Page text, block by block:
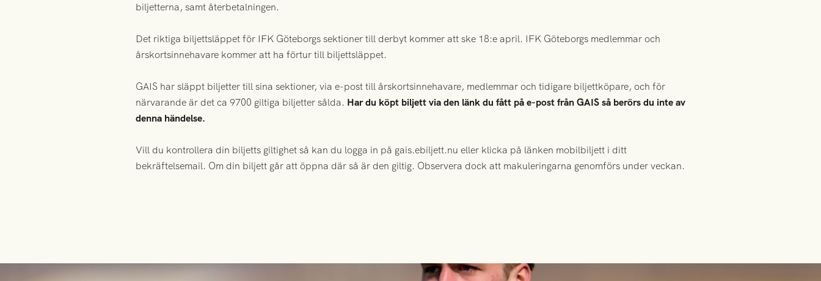
biljetterna, samt återbetalningen.
Det riktiga biljettsläppet för IFK Göteborgs sektioner till derbyt kommer att ske 18:e april. IFK Göteborgs medlemmar och
årskortsinnehavare kommer att ha förtur till biljettsläppet.
GAIS har släppt biljetter till sina sektioner, via e-post till årskortsinnehavare, medlemmar och tidigare biljettköpare, och för
närvarande är det ca 9700 giltiga biljetter sålda. Har du köpt biljett via den länk du fått på e-post från GAIS så berörs du inte av
denna händelse.
Vill du kontrollera din biljetts giltighet så kan du logga in på gais.ebiljett.nu eller klicka på länken mobilbiljett i ditt
bekräftelsemail. Om din biljett går att öppna där så är den giltig. Observera dock att makuleringarna genomförs under veckan.